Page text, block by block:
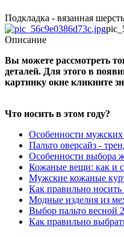
Подкладка - вязанная
Описание
Вы можете рассмотреть
деталей. Для этого в
картинку окне кликните
Что носить в этом году?
Особенности мужских
Пальто оверсайз -
Особенности выбора
Кожаные вещи: как и
Мужские кожаные
Как правильно
Модные изделия из
Выбор пальто весной
Как правильно